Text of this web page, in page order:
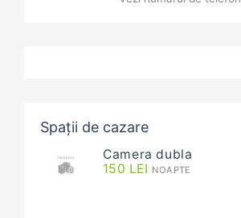
Spații de cazare
Camera dubla
150 LEI NOAPTE